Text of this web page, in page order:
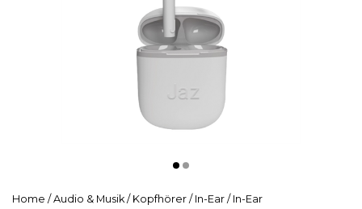
Home / Audio & Musik / Kopfhörer / In-Ear / In-Ear